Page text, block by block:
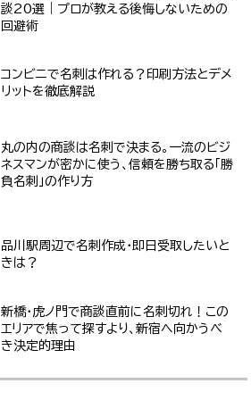
談20選｜プロが教える後悔しないための
回避術
コンビニで名刺は作れる？印刷方法とデメ
リットを徹底解説
丸の内の商談は名刺で決まる。一流のビジ
ネスマンが密かに使う、信頼を勝ち取る「勝
負名刺」の作り方
品川駅周辺で名刺作成・即日受取したいと
きは？
新橋・虎ノ門で商談直前に名刺切れ！この
エリアで焦って探すより、新宿へ向かうべ
き決定的理由